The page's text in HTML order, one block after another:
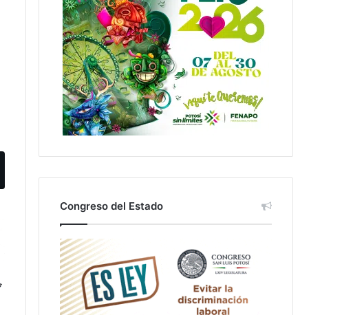
Congreso del Estado